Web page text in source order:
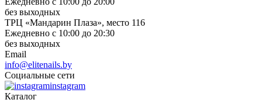
без выходных
ТРЦ «Мандарин Плаза», место 116
Ежедневно с 10:00 до 20:30
без выходных
Email
info@elitenails.by
Социальные сети
instagram
Каталог